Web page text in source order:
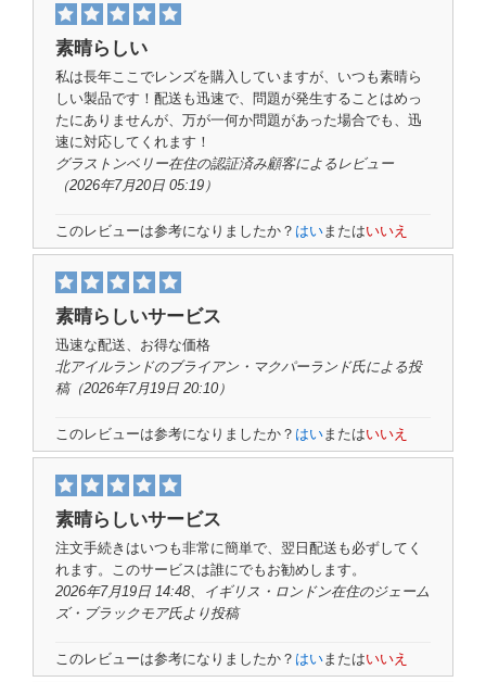
素晴らしい
私は長年ここでレンズを購入していますが、いつも素晴ら
しい製品です！配送も迅速で、問題が発生することはめっ
たにありませんが、万が一何か問題があった場合でも、迅
速に対応してくれます！
グラストンベリー在住の認証済み顧客によるレビュー
（2026年7月20日 05:19）
このレビューは参考になりましたか？ はいまたはいいえ
素晴らしいサービス
迅速な配送、お得な価格
北アイルランドのブライアン・マクパーランド氏による投
稿（2026年7月19日 20:10）
このレビューは参考になりましたか？ はいまたはいいえ
素晴らしいサービス
注文手続きはいつも非常に簡単で、翌日配送も必ずしてく
れます。このサービスは誰にでもお勧めします。
2026年7月19日 14:48、イギリス・ロンドン在住のジェーム
ズ・ブラックモア氏より投稿
このレビューは参考になりましたか？ はいまたはいいえ